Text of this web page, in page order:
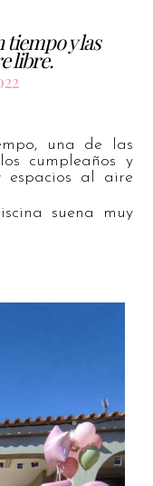
tiempo y las
libre.
una de las
cumpleaños y
espacios al aire
suena muy